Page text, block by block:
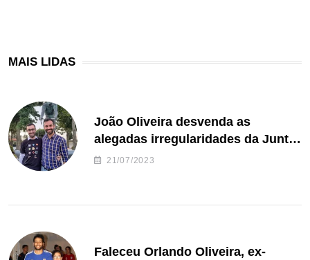
MAIS LIDAS
João Oliveira desvenda as
alegadas irregularidades da Junta
de Freguesia S. João de Ver
21/07/2023
Faleceu Orlando Oliveira, ex-